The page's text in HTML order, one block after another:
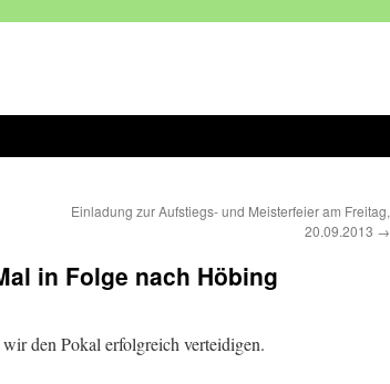
Einladung zur Aufstiegs- und Meisterfeier am Freitag,
20.09.2013 →
in Folge nach Höbing
den Pokal erfolgreich verteidigen.